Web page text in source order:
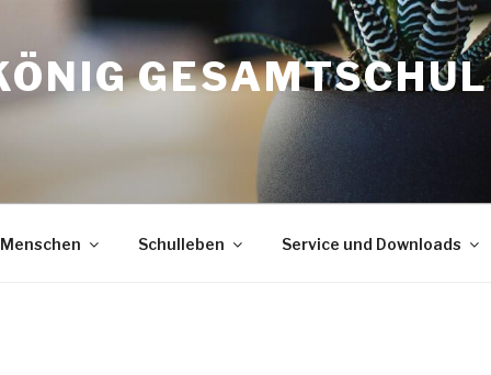
Menschen Schulleben Service und Downloads